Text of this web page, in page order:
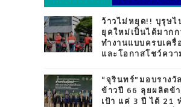
ว้าวไม่หยุด!! บุรุษไ
ยุคใหม่เป็นได้มากก
ทำงานแบบครบเครื่
และโอกาสโชว์คว
“จุรินทร์”มอบราง
ข้าวปี 66 ลุยผลิตข้
เป้า แค่ 3 ปี ได้ 21